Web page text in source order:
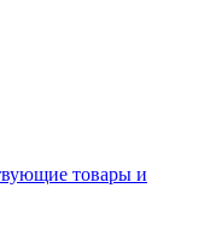
товары и